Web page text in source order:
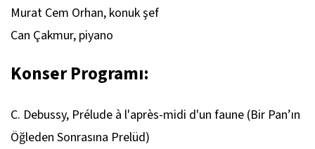
Murat Cem Orhan, konuk şef
Can Çakmur, piyano
Konser Programı:
C. Debussy, Prélude à l'après-midi d'un faune (Bir Pan’ın
Öğleden Sonrasına Prelüd)